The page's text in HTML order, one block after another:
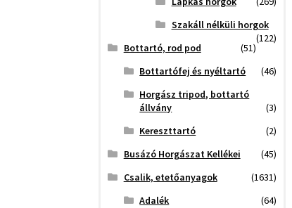
Szakáll nélküli horgok
(122)
Bottartó, rod pod
(51)
Bottartófej és nyéltartó
(46)
Horgász tripod, bottartó
állvány
(3)
Kereszttartó
(2)
Busázó Horgászat Kellékei
(45)
Csalik, etetőanyagok
(1631)
Adalék
(64)